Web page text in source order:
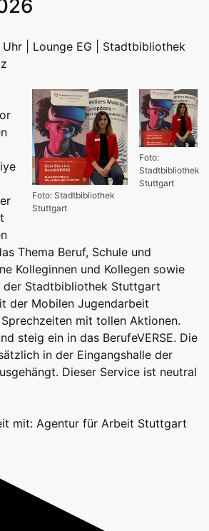
Uhr | Lounge EG | Stadtbibliothek
Foto:
Stadtbibliothek
Stuttgart
Foto: Stadtbibliothek
Stuttgart
Thema Beruf, Schule und
Kolleginnen und Kollegen sowie
der Stadtbibliothek Stuttgart
der Mobilen Jugendarbeit
mit tollen Aktionen.
steig ein in das BerufeVERSE. Die
in der Eingangshalle der
Dieser Service ist neutral
mit: Agentur für Arbeit Stuttgart